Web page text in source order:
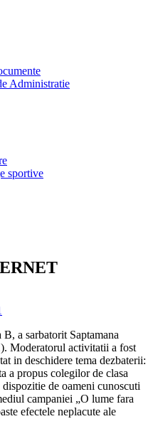
Administratie
sportive
a sarbatorit Saptamana
Moderatorul activitatii a fost
in deschidere tema dezbaterii:
propus colegilor de clasa
de oameni cunoscuti
campaniei „O lume fara
efectele neplacute ale